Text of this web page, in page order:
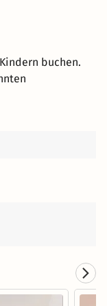
buchen.